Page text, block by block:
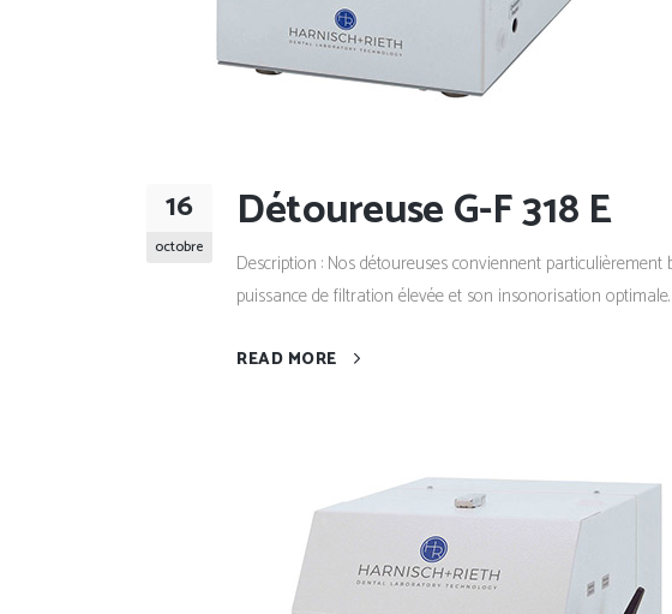
16
octobre
Détoureuse G-F 318 E
Description : Nos détoureuses conviennent
puissance de filtration élevée et son insonorisation optimale.
READ MORE